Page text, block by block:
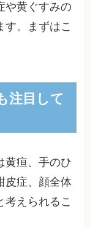
や黄ぐすみの
す。まずはこ
注目して
黄疸、手のひ
皮症、顔全体
えられるこ